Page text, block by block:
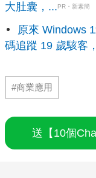
大肚囊，...PR・新素簡
原來 Windows
碼追蹤 19 歲駭客
#商業應用
送【10個